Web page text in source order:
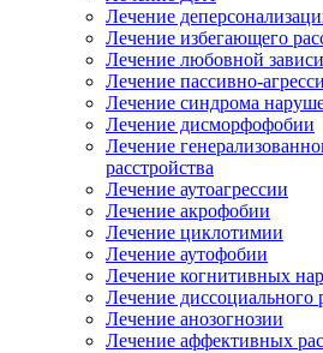
Лечение
Лечение избегающего
Лечение любовной
Лечение пассивно-
Лечение синдрома
Лечение дисморфофобии
Лечение
расстройства
Лечение аутоагрессии
Лечение акрофобии
Лечение циклотимии
Лечение аутофобии
Лечение когнитивных
Лечение диссоциального
Лечение анозогнозии
Лечение аффективных